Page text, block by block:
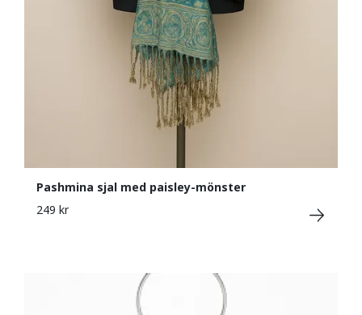
Pashmina sjal med paisley-mönster
249 kr